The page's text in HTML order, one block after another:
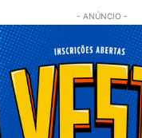
- ANÚNCIO -